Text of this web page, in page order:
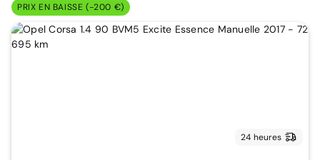
PRIX EN BAISSE (-200 €)
24 heures